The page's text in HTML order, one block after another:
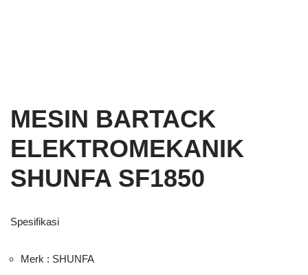
MESIN BARTACK
ELEKTROMEKANIK
SHUNFA SF1850
Spesifikasi
Merk : SHUNFA